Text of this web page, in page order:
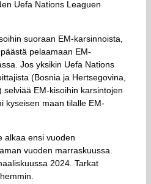
Uefa Nations Leaguen
suoraan EM-karsinnoista,
pelaamaan EM-
Jos yksikin Uefa Nations
(Bosnia ja Hertsegovina,
EM-kisoihin karsintojen
kyseisen maan tilalle EM-
alkaa ensi vuoden
vuoden marraskuussa.
2024. Tarkat